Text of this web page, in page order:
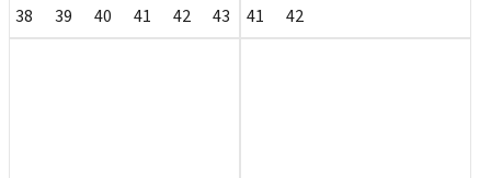
38 39 40 41 42 43 44 45
41 42